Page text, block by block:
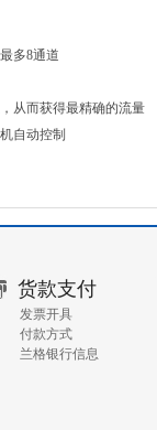
多8通道
从而获得最精确的流量
自动控制
货款支付
发票开具
付款方式
兰格银行信息